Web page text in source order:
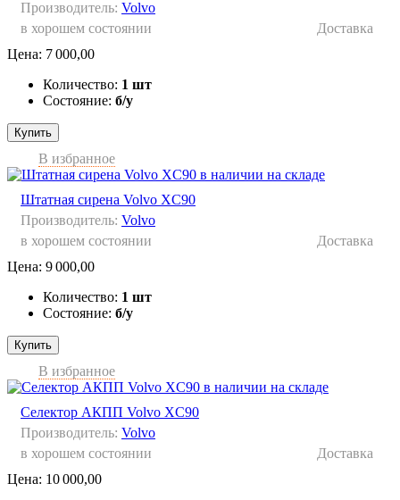
Производитель: Volvo
в хорошем состоянии
Доставка
Цена: 7 000,00
Количество: 1 шт
Состояние: б/у
Купить
В избранное
Штатная сирена Volvo XC90
Производитель: Volvo
в хорошем состоянии
Доставка
Цена: 9 000,00
Количество: 1 шт
Состояние: б/у
Купить
В избранное
Селектор АКПП Volvo XC90
Производитель: Volvo
в хорошем состоянии
Доставка
Цена: 10 000,00